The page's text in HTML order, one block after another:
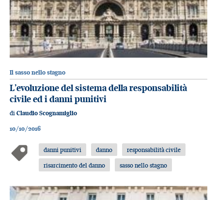
Il sasso nello stagno
L’evoluzione del sistema della responsabilità
civile ed i danni punitivi
di Claudio Scognamiglio
10/10/2016
danni punitivi danno
responsabilità civile
risarcimento del danno
sasso nello stagno